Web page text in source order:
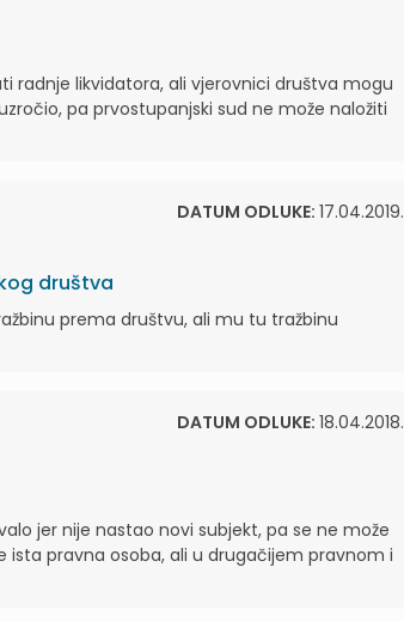
radnje likvidatora, ali vjerovnici društva mogu
pa prvostupanjski sud ne može naložiti
DATUM ODLUKE: 17.04.2019.
društva
prema društvu, ali mu tu tražbinu
DATUM ODLUKE: 18.04.2018.
jer nije nastao novi subjekt, pa se ne može
pravna osoba, ali u drugačijem pravnom i